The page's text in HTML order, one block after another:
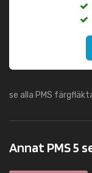
se alla PMS
Annat PMS 5